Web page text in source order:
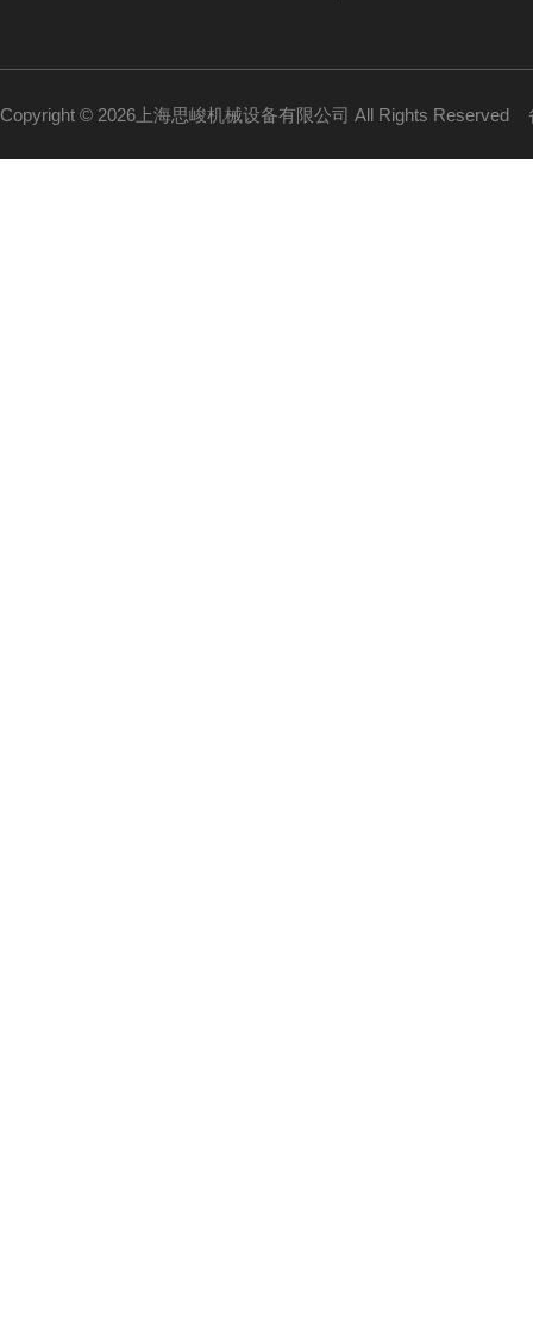
Copyright © 2026上海思峻机械设备有限公司 All Rights Reserved